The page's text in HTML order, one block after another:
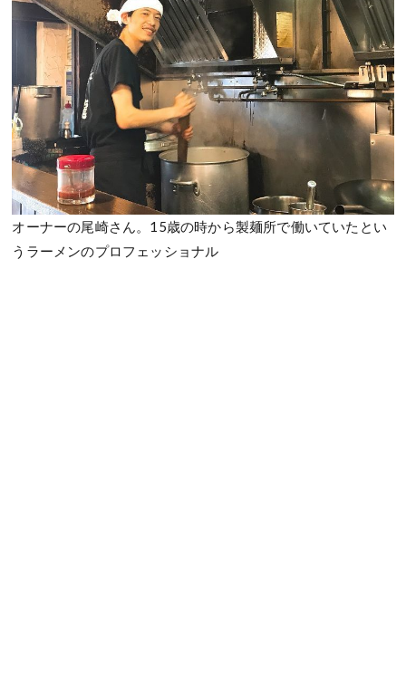
オーナーの尾崎さん。15歳の時から製麺所で働いていたとい
うラーメンのプロフェッショナル